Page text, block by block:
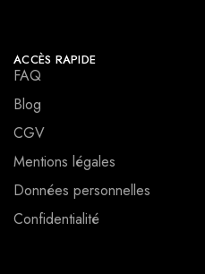
ACCÈS RAPIDE
FAQ
Blog
CGV
Mentions légales
Données personnelles
Confidentialité